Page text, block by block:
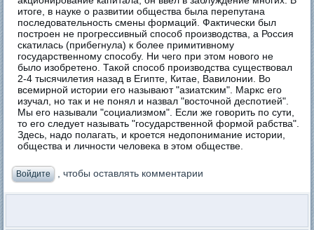
итоге, в науке о развитии общества была перепутана
последовательность смены формаций. Фактически был
построен не прогрессивный способ производства, а Россия
скатилась (прибегнула) к более примитивному
государственному способу. Ни чего при этом нового не
было изобретено. Такой способ производства существовал
2-4 тысячилетия назад в Египте, Китае, Вавилонии. Во
всемирной истории его называют "азиатским". Маркс его
изучал, но так и не понял и назвал "восточной деспотией".
Мы его называли "социализмом". Если же говорить по сути,
то его следует называть "государственной формой рабства".
Здесь, надо полагать, и кроется недопонимание истории,
общества и личности человека в этом обществе.
Войдите , чтобы оставлять комментарии